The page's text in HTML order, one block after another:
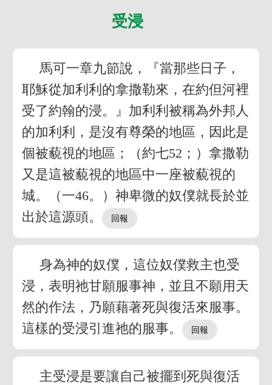
受浸
馬可一章九節說，『當那些日子，
耶穌從加利利的拿撒勒來，在約但河裡
受了約翰的浸。』加利利被稱為外邦人
的加利利，是沒有尊榮的地區，因此是
個被藐視的地區；（約七52；）拿撒勒
又是這被藐視的地區中一座被藐視的
城。（一46。）神卑微的奴僕就長於並
出於這源頭。
身為神的奴僕，這位奴僕救主也受
浸，表明祂甘願服事神，並且不願用天
然的作法，乃願藉著死與復活來服事。
這樣的受浸引進祂的服事。
主受浸是要讓自己被擺到死與復活